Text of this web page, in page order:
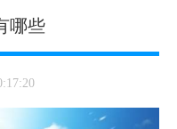
哪些